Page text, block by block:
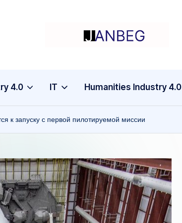
I
d
u
s
r
y
4
Четвертая
4.0 IT Нumanities Industry 4.0
к запуску с первой пилотируемой миссии